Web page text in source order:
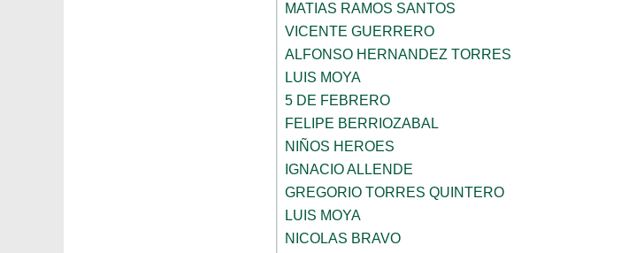
MATIAS RAMOS SANTOS
VICENTE GUERRERO
ALFONSO HERNANDEZ TORRES
LUIS MOYA
5 DE FEBRERO
FELIPE BERRIOZABAL
NIÑOS HEROES
IGNACIO ALLENDE
GREGORIO TORRES QUINTERO
LUIS MOYA
NICOLAS BRAVO